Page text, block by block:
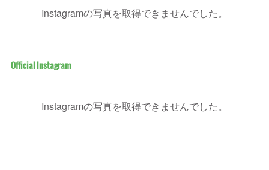
Instagramの写真を取得できませんでした。
Official Instagram
Instagramの写真を取得できませんでした。